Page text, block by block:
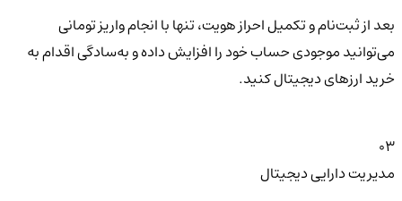
بعد از ثبت‌نام و تکمیل احراز هویت، تنها با انجام واریز تومانی
می‌توانید موجودی حساب خود را افزایش داده و به‌سادگی اقدام به
خرید ارزهای دیجیتال کنید.
03
مدیریت دارایی دیجیتال